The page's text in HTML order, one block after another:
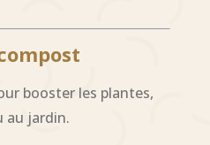
booster les plantes,
au jardin.